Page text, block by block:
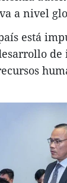
a nivel
está
de